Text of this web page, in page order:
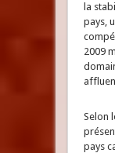
la
pays,
2009
Selon
pays